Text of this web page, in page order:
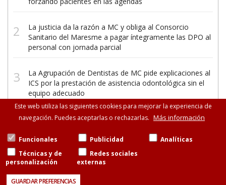
La justicia da la razón a MC y obliga al Consorcio
Sanitario del Maresme a pagar íntegramente las DPO al
personal con jornada parcial
La Agrupación de Dentistas de MC pide explicaciones al
ICS por la prestación de asistencia odontológica sin el
equipo adecuado
©Metges de CatalunyaConsell de Cent, 471-475, esc.B entresuelo, 08013
Barcelona 93 265 11 77 · 93 585 13 88
Este web utiliza las siguientes cookies para mejorar la experiencia de
navegación. Puedes aceptarlas o rechazarlas. Más información
Funcionales Publicidad
Analíticas
Técnicas y de
personalización
Redes sociales
externas
GUARDAR PREFERENCIAS